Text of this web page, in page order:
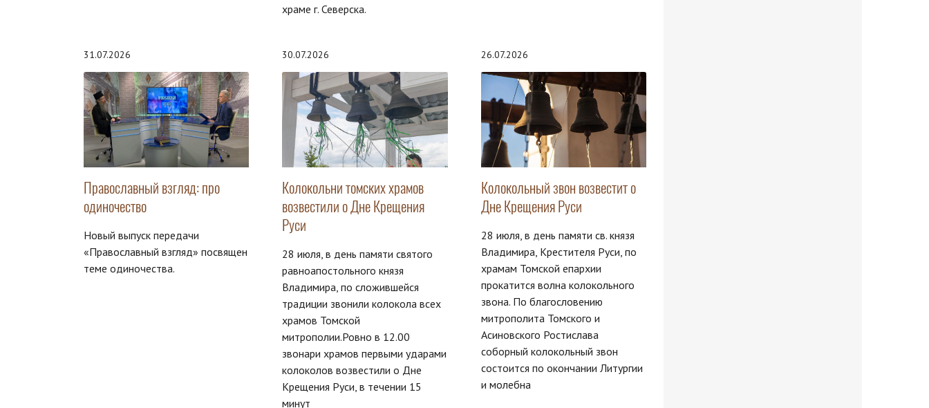
храме г. Северска.
31.07.2026
Православный взгляд: про
одиночество
Новый выпуск передачи
«Православный взгляд» посвящен
теме одиночества.
30.07.2026
Колокольни томских храмов
возвестили о Дне Крещения
Руси
28 июля, в день памяти святого
равноапостольного князя
Владимира, по сложившейся
традиции звонили колокола всех
храмов Томской
митрополии.Ровно в 12.00
звонари храмов первыми ударами
колоколов возвестили о Дне
Крещения Руси, в течении 15
минут
26.07.2026
Колокольный звон возвестит о
Дне Крещения Руси
28 июля, в день памяти св. князя
Владимира, Крестителя Руси, по
храмам Томской епархии
прокатится волна колокольного
звона. По благословению
митрополита Томского и
Асиновского Ростислава
соборный колокольный звон
состоится по окончании Литургии
и молебна